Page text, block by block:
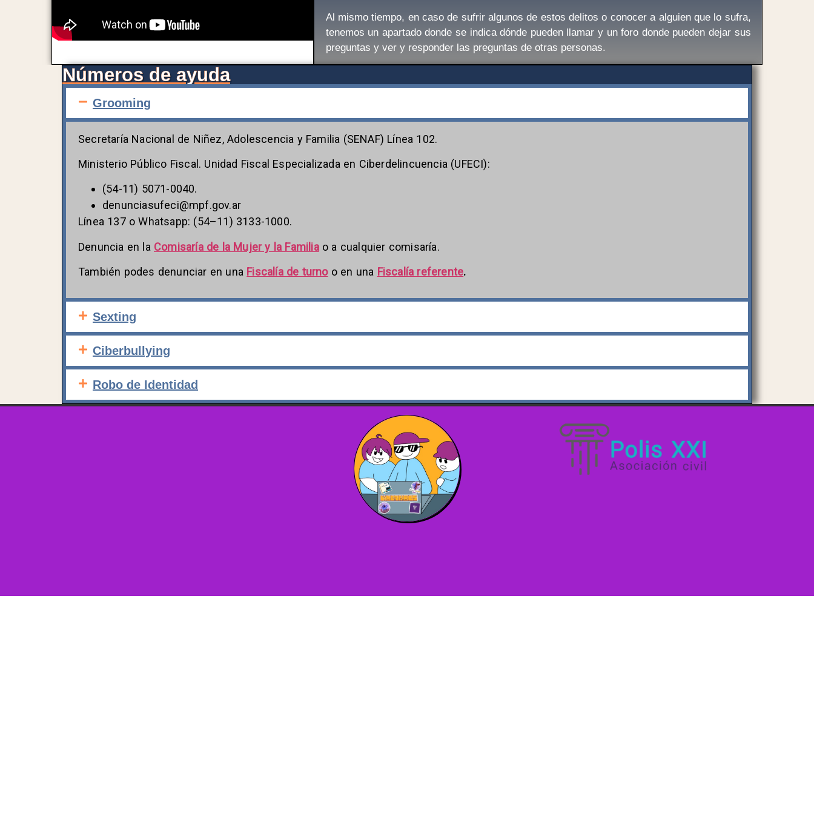
Al mismo tiempo, en caso de sufrir algunos de estos delitos o conocer a alguien que lo sufra,
tenemos un apartado donde se indica dónde pueden llamar y un foro donde pueden dejar sus
preguntas y ver y responder las preguntas de otras personas.
Números de ayuda
Grooming
Secretaría Nacional de Niñez, Adolescencia y Familia (SENAF) Línea 102.
Ministerio Público Fiscal. Unidad Fiscal Especializada en Ciberdelincuencia (UFECI):
(54-11) 5071-0040.
denunciasufeci@mpf.gov.ar
Línea 137 o Whatsapp: (54–11) 3133-1000.
Denuncia en la Comisaría de la Mujer y la Familiao a cualquier comisaría.
También podes denunciar en una Fiscalía de turno o en una Fiscalía referente.
Sexting
Ciberbullying
Robo de Identidad